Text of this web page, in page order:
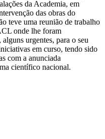
da Academia, em
das obras do
teve uma reunião de trabalho
onde lhe foram
urgentes, para o seu
em curso, tendo sido
com a anunciada
científico nacional.